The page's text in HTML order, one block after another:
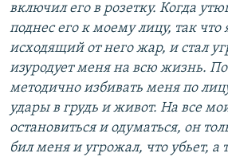
включил его в розетку. Когда
поднес его к моему лицу, так
исходящий от него жар, и стал
изуродует меня на всю жизнь.
методично избивать меня по
удары в грудь и живот. На все
остановиться и одуматься, он
бил меня и угрожал, что убьет, а